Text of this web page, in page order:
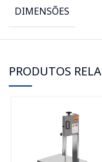
DIMENSÕES
PRODUTOS